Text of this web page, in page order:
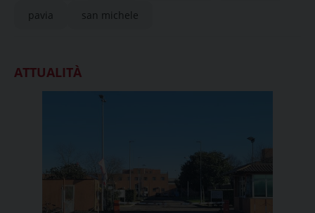
pavia san michele
ATTUALITÀ